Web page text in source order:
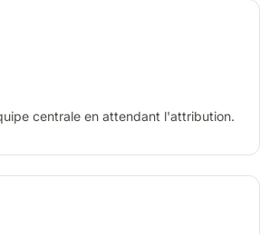
centrale en attendant l'attribution.